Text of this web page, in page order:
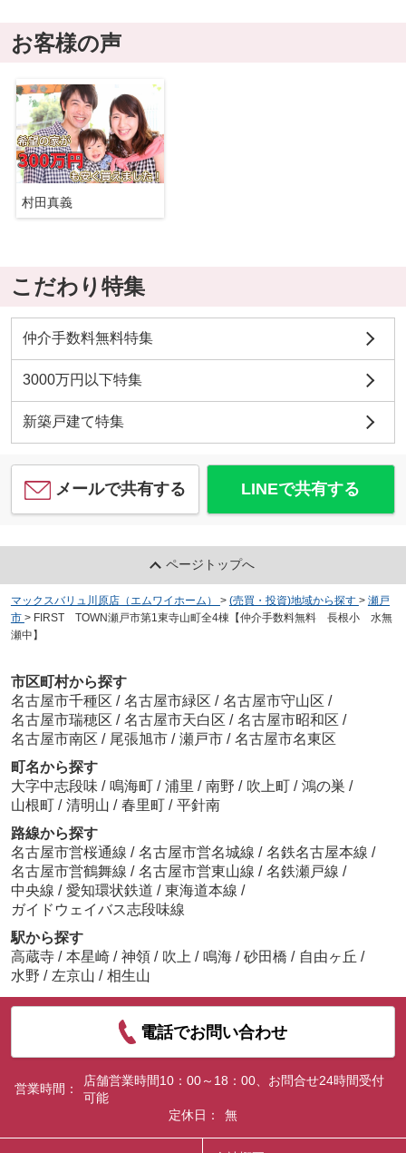
お客様の声
村田真義
こだわり特集
仲介手数料無料特集
3000万円以下特集
新築戸建て特集
メールで共有する LINEで共有する
ページトップへ
マックスバリュ川原店（エムワイホーム） > (売買・投資)地域から探す > 瀬戸
市 > FIRST TOWN瀬戸市第1東寺山町全4棟【仲介手数料無料 長根小 水無
瀬中】
市区町村から探す
名古屋市千種区 / 名古屋市緑区 / 名古屋市守山区 /
名古屋市瑞穂区 / 名古屋市天白区 / 名古屋市昭和区 /
名古屋市南区 / 尾張旭市 / 瀬戸市 / 名古屋市名東区
町名から探す
大字中志段味 / 鳴海町 / 浦里 / 南野 / 吹上町 / 鴻の巣 /
山根町 / 清明山 / 春里町 / 平針南
路線から探す
名古屋市営桜通線 / 名古屋市営名城線 / 名鉄名古屋本線 /
名古屋市営鶴舞線 / 名古屋市営東山線 / 名鉄瀬戸線 /
中央線 / 愛知環状鉄道 / 東海道本線 /
ガイドウェイバス志段味線
駅から探す
高蔵寺 / 本星崎 / 神領 / 吹上 / 鳴海 / 砂田橋 / 自由ヶ丘 /
水野 / 左京山 / 相生山
電話でお問い合わせ
営業時間：
店舗営業時間10：00～18：00、お問合せ24時間受付
可能
定休日：
無